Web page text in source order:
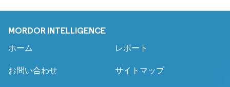
MORDOR INTELLIGENCE
ホーム レポート
お問い合わせ サイトマップ